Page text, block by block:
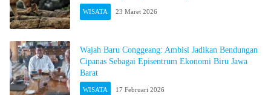
WISATA 23 Maret 2026
Wajah Baru Conggeang: Ambisi Jadikan Bendungan
Cipanas Sebagai Episentrum Ekonomi Biru Jawa
Barat
WISATA 17 Februari 2026